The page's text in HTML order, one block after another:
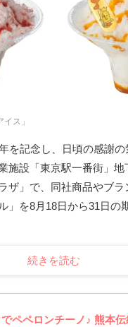
ス」
を記念し、日頃の感謝の
施設「東京駅一番街」地
ザ」で、同社商品やブラ
」を8月18日から31日の
続きを読む
ペペロンチーノ♪ 熊本